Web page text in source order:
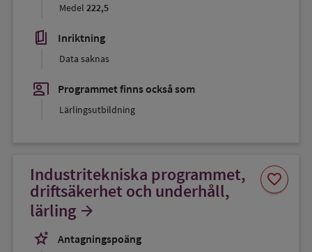
Medel 222,5
book_5 Inriktning
Data saknas
co_present Programmet finns också som
Lärlingsutbildning
Industritekniska programmet,
driftsäkerhet och underhåll,
lärling arrow_forward
stars_2
Antagningspoäng
favorite
Spara
som